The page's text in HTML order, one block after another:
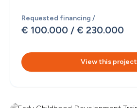
Requested financing /
€ 100.000 / € 230.000
View this project